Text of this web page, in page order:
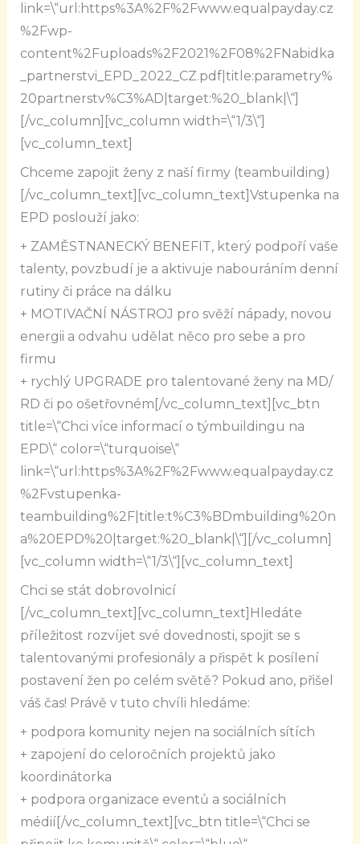
link=\“url:https%3A%2F%2Fwww.equalpayday.cz
%2Fwp-
content%2Fuploads%2F2021%2F08%2FNabidka
_partnerstvi_EPD_2022_CZ.pdf|title:parametry%
20partnerstv%C3%AD|target:%20_blank|\“]
[/vc_column][vc_column width=\“1/3\“]
[vc_column_text]
Chceme zapojit ženy z naší firmy (teambuilding)
[/vc_column_text][vc_column_text]Vstupenka na
EPD poslouží jako:
+ ZAMĚSTNANECKÝ BENEFIT, který podpoří vaše
talenty, povzbudí je a aktivuje nabouráním denní
rutiny či práce na dálku
+ MOTIVAČNÍ NÁSTROJ pro svěží nápady, novou
energii a odvahu udělat něco pro sebe a pro
firmu
+ rychlý UPGRADE pro talentované ženy na MD/
RD či po ošetřovném[/vc_column_text][vc_btn
title=\“Chci více informací o týmbuildingu na
EPD\“ color=\“turquoise\“
link=\“url:https%3A%2F%2Fwww.equalpayday.cz
%2Fvstupenka-
teambuilding%2F|title:t%C3%BDmbuilding%20n
a%20EPD%20|target:%20_blank|\“][/vc_column]
[vc_column width=\“1/3\“][vc_column_text]
Chci se stát dobrovolnicí
[/vc_column_text][vc_column_text] Hledáte
příležitost rozvíjet své dovednosti, spojit se s
talentovanými profesionály a přispět k posílení
postavení žen po celém světě? Pokud ano, přišel
váš čas! Právě v tuto chvíli hledáme:
+ podpora komunity nejen na sociálních sítích
+ zapojení do celoročních projektů jako
koordinátorka
+ podpora organizace eventů a sociálních
médií[/vc_column_text][vc_btn title=\“Chci se